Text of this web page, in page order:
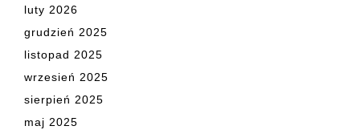
luty 2026
grudzień 2025
listopad 2025
wrzesień 2025
sierpień 2025
maj 2025